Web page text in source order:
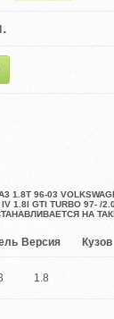
1.8T 96-03
IV 1.8I GTI TURBO 97- /
НА
Версия Кузов
1.8